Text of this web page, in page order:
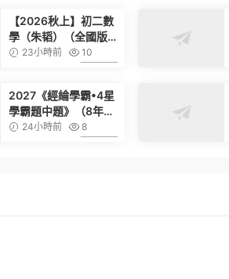
【2026秋上】初二數
學（朱韬）（全國版S
班）（完結）
23小時前
10
2027《經綸學霸•4星
學霸題中題》（8年級
上物理）（蘇科版）
24小時前
8